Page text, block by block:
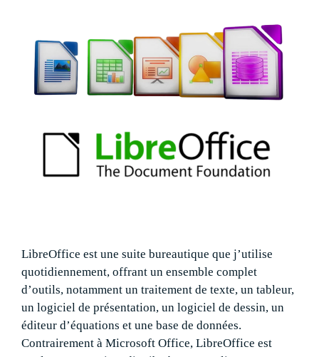
LibreOffice est une suite bureautique que j’utilise
quotidiennement, offrant un ensemble complet
d’outils, notamment un traitement de texte, un tableur,
un logiciel de présentation, un logiciel de dessin, un
éditeur d’équations et une base de données.
Contrairement à Microsoft Office, LibreOffice est